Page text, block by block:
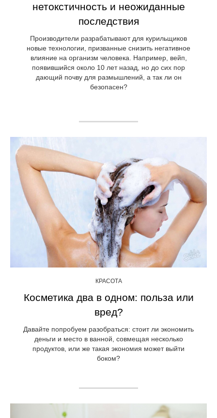
нетокстичность и неожиданные
последствия
Производители разрабатывают для курильщиков
новые технологии, призванные снизить негативное
влияние на организм человека. Например, вейп,
появившийся около 10 лет назад, но до сих пор
дающий почву для размышлений, а так ли он
безопасен?
КРАСОТА
Косметика два в одном: польза или
вред?
Давайте попробуем разобраться: стоит ли экономить
деньги и место в ванной, совмещая несколько
продуктов, или же такая экономия может выйти
боком?